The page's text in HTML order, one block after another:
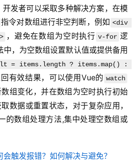
发者可以采取多种解决方案，在模
指令对数组进行非空判断，例如 <div
，避免在数组为空时执行 v-for 逻
，为空数组设置默认值或提供备用
= items.length ? items.map() :
有效结果，可以使用Vue的 watch
组变化，并在数组为空时执行初始
数据或重置状态，对于复杂应用，
的数组处理方法,集中处理空数组或